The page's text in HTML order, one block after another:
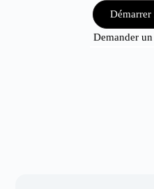
Démarrer
Demander